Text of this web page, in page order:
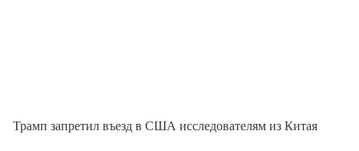
Трамп запретил въезд в США исследователям из Китая